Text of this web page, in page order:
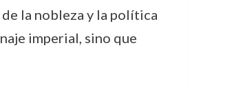
la nobleza y la política
imperial, sino que